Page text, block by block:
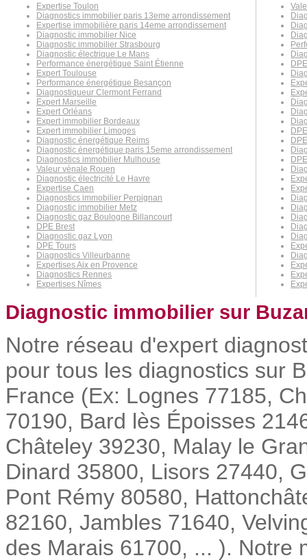
Expertise Toulon
Diagnostics immobilier paris 13eme arrondissement
Expertise immobilière paris 14eme arrondissement
Diagnostic immobilier Nice
Diagnostic immobilier Strasbourg
Diagnostic électrique Le Mans
Performance énergétique Saint Étienne
Expert Toulouse
Performance énergétique Besançon
Diagnostiqueur Clermont Ferrand
Expert Marseille
Expert Orléans
Expert immobilier Bordeaux
Expert immobilier Limoges
Diagnostic énergétique Reims
Diagnostic énergétique paris 15eme arrondissement
Diagnostics immobilier Mulhouse
Valeur vénale Rouen
Diagnostic électricité Le Havre
Expertise Caen
Diagnostics immobilier Perpignan
Diagnostic immobilier Metz
Diagnostic gaz Boulogne Billancourt
DPE Brest
Diagnostic gaz Lyon
DPE Tours
Diagnostics Villeurbanne
Expertises Aix en Provence
Diagnostics Rennes
Expertises Nîmes
Diagnostic immobilier sur
Notre réseau d'expert
pour tous les diagnostics sur
France (Ex: Lognes 77185,
70190, Bard lès Époisses
Châteley 39230, Malay le
Dinard 35800, Lisors 27440,
Pont Rémy 80580,
82160, Jambles 71640,
des Marais 61700, ... ). Notre